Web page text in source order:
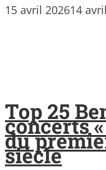
15 avril 202614
Top 25
concerts
du
siècle